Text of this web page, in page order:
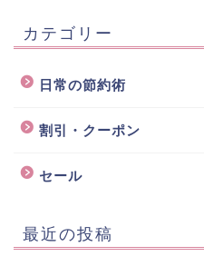
カテゴリー
日常の節約術
割引・クーポン
セール
最近の投稿